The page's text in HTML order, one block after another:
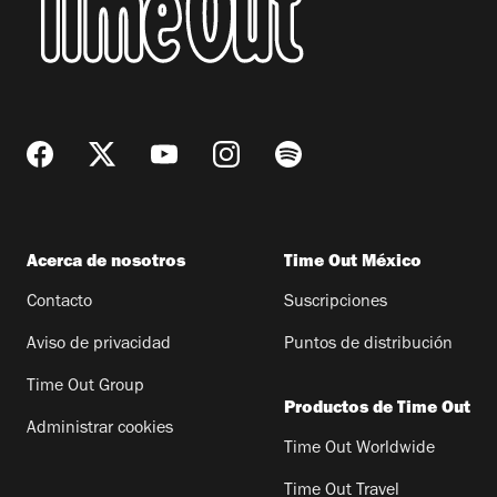
Acerca de nosotros
Contacto
Aviso de privacidad
Time Out Group
Administrar cookies
Time Out México
Suscripciones
Puntos de distribución
Productos de Time Out
Time Out Worldwide
Time Out Travel